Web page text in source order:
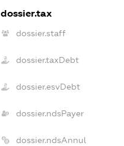
dossier.tax
dossier.staff
dossier.taxDebt
dossier.esvDebt
dossier.ndsPayer
dossier.ndsAnnul